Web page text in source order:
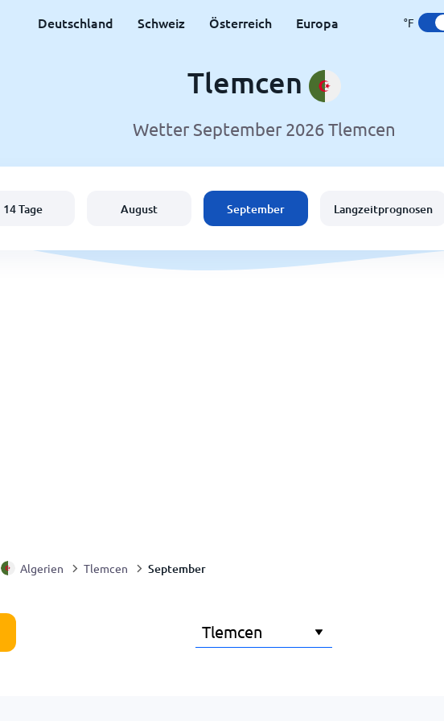
Deutschland Schweiz Österreich Europa °F
Tlemcen
Wetter September 2026 Tlemcen
14 Tage August September Langzeitprognosen
Algerien Tlemcen September